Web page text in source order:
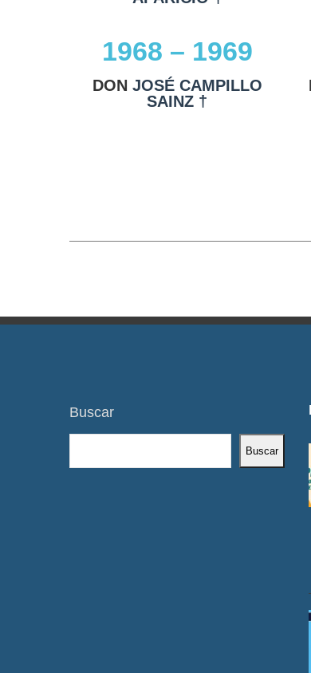
1968 – 1969
DON JOSÉ CAMPILLO
SAINZ †
Buscar
Buscar